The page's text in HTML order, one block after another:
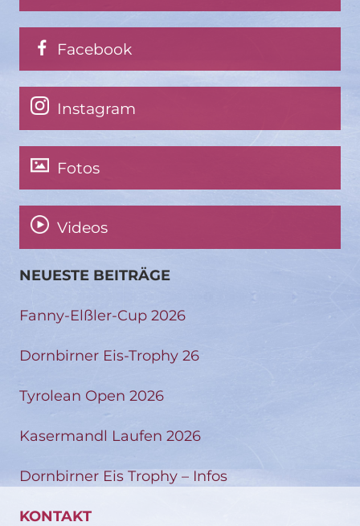
Facebook
Instagram
Fotos
Videos
NEUESTE BEITRÄGE
Fanny-Elßler-Cup 2026
Dornbirner Eis-Trophy 26
Tyrolean Open 2026
Kasermandl Laufen 2026
Dornbirner Eis Trophy – Infos
KONTAKT